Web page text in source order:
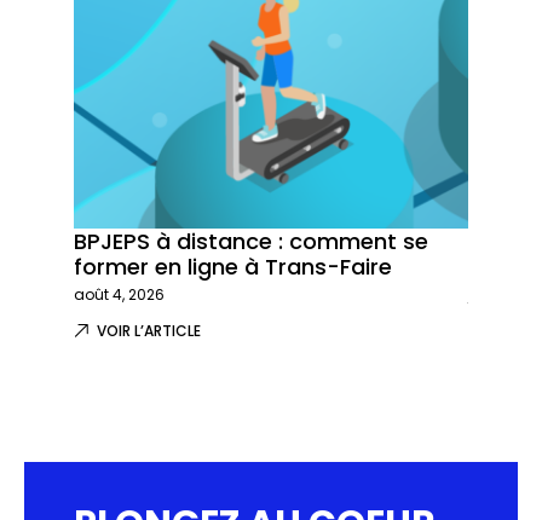
BPJEPS à distance : comment se
former en ligne à Trans-Faire
août 4, 2026
VOIR L’ARTICLE